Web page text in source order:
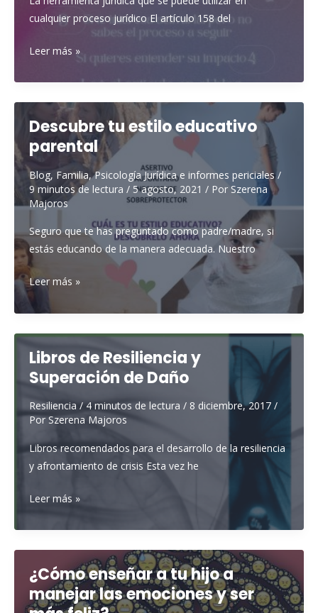
cualquier proceso jurídico El artículo 158 del
Medidas
urgentes
de
protección
menores
Leer más »
Descubre tu estilo educativo
parental
Blog, Familia,Psicología Jurídica e informes periciales/
9 minutos de lectura / 5 agosto, 2021 / PorSzerena
Majoros
Seguro que te has preguntado como padre/madre, si
estás educando de la manera adecuada. Nuestro
Descubre
tu
estilo
educativo
parental
Leer más »
Libros de Resiliencia y
Superación de Daño
Resiliencia /4 minutos de lectura / 8 diciembre, 2017 /
PorSzerena Majoros
Libros recomendados para el desarrollo de la resiliencia
y afrontamiento de crisis Esta vez he
Libros
de
Resiliencia
y
Superación
de
Daño
Leer más »
¿Cómo enseñar a tu hijo a
manejar las emociones y ser